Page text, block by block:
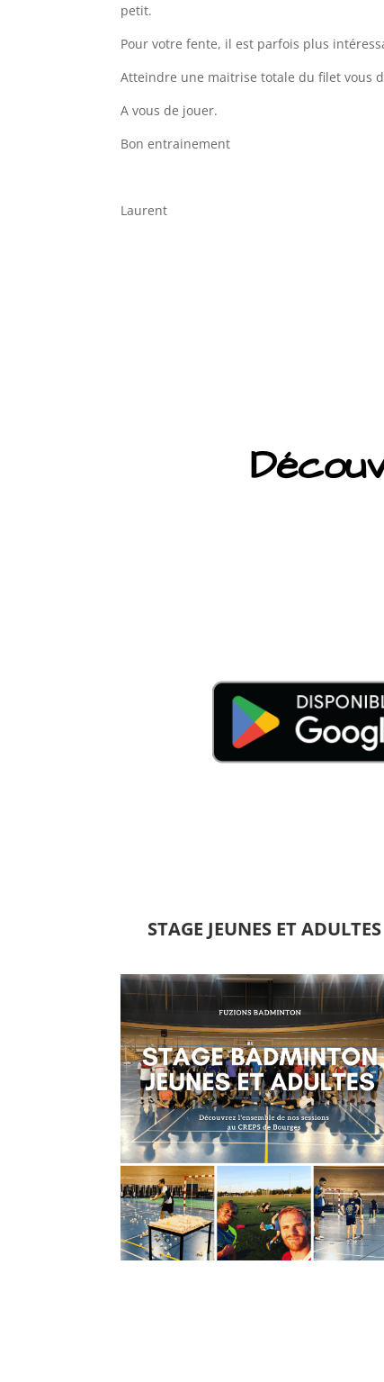
petit.
Pour votre fente, il est parfois plus
Atteindre une maitrise totale du filet vous
A vous de jouer.
Bon entrainement
Laurent
STAGE JEUNES ET ADULTES